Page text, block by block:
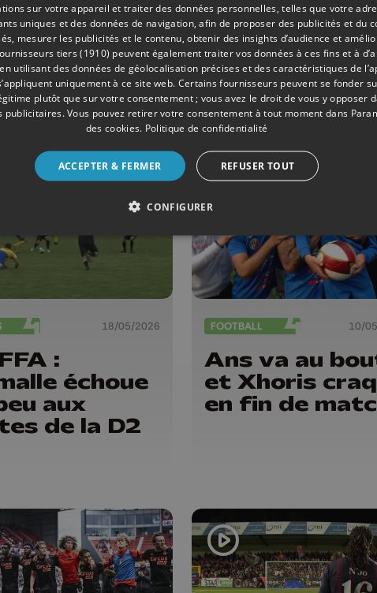
tout avec
Standard :
Vincent
prolonge
jusqu'en juin
2028
18/05/2026
:
échoue
aux
de la D2
FOOTBALL 10/
Ans va au
et Xhoris
en fin de
sur votre appareil et traiter des données personnelles, telles que votre
uniques et des données de navigation, afin de proposer des publicités et du
mesurer les publicités et le contenu, obtenir des insights d’audience et
tiers (1910) peuvent également traiter vos données à ces fins et à
utilisant des données de géolocalisation précises et des caractéristiques de
uniquement à ce site web. Certains fournisseurs peuvent se fonder
plutôt que sur votre consentement ; vous avez le droit de vous y opposer
publicitaires. Vous pouvez retirer votre consentement à tout moment dans
des cookies. Politique de confidentialité
ACCEPTER & FERMER REFUSER TOUT
CONFIGURER